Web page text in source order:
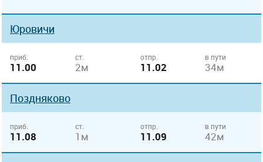
Юровичи
приб.
11.00
ст.
2м
отпр.
11.02
в пути
34м
Поздняково
приб.
11.08
ст.
1м
отпр.
11.09
в пути
42м